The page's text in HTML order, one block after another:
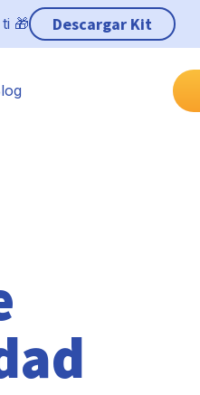
🎁 Descargar Kit